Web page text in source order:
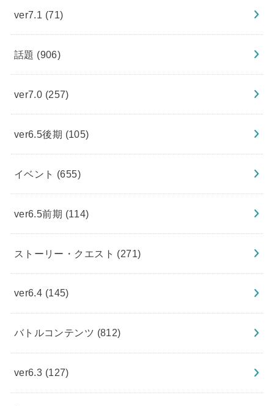
ver7.1 (71)
話題 (906)
ver7.0 (257)
ver6.5後期 (105)
イベント (655)
ver6.5前期 (114)
ストーリー・クエスト (271)
ver6.4 (145)
バトルコンテンツ (812)
ver6.3 (127)